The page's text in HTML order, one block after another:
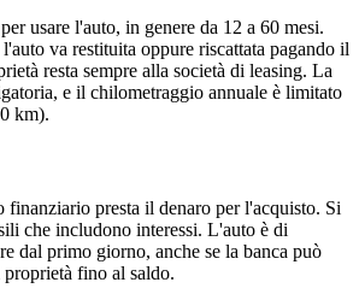
usare l'auto, in genere da 12 a 60 mesi.
va restituita oppure riscattata pagando il
resta sempre alla società di leasing. La
e il chilometraggio annuale è limitato
km).
finanziario presta il denaro per l'acquisto. Si
che includono interessi. L'auto è di
dal primo giorno, anche se la banca può
fino al saldo.